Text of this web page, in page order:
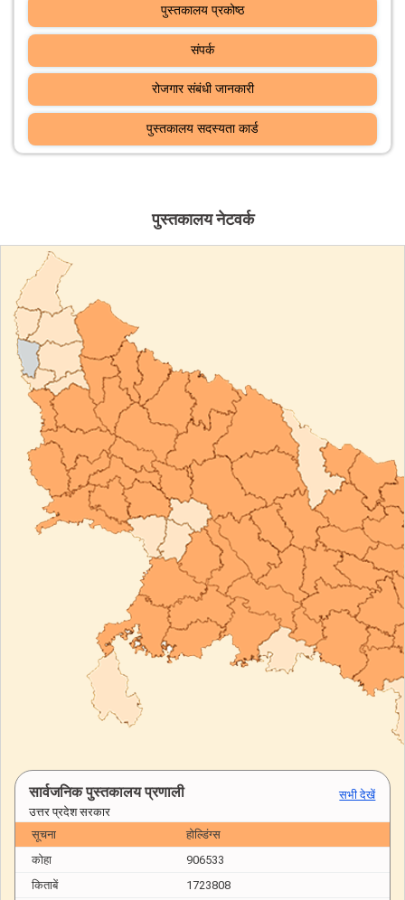
पुस्तकालय प्रकोष्ठ
संपर्क
रोजगार संबंधी जानकारी
पुस्तकालय सदस्यता कार्ड
पुस्तकालय नेटवर्क
सभी देखें
सार्वजनिक पुस्तकालय प्रणाली
उत्तर प्रदेश सरकार
सूचना
होल्डिंग्स
कोहा
906533
किताबें
1723808